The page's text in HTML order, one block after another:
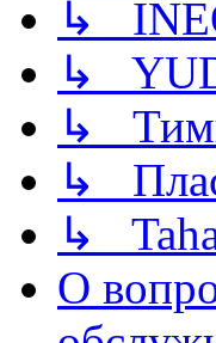
↳
↳
↳
↳
↳
О